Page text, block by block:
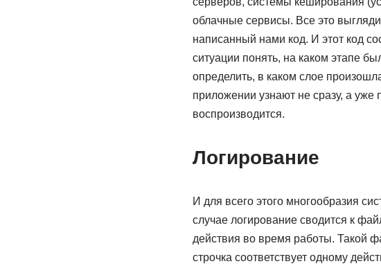
облачные сервисы. Все это
написанный нами код. И этот код
ситуации понять, на каком этапе
определить, в каком слое
приложении узнают не сразу, а
воспроизводится.
Логирование
И для всего этого многообразия
случае логирование сводится к
действия во время работы. Такой
строчка соответствует одному